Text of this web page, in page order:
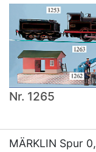
Nr. 1265
MÄRKLIN Spur